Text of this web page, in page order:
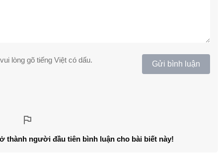
lòng gõ tiếng Việt có dấu. Gửi bình luận
thành người đầu tiên bình luận cho bài biết này!